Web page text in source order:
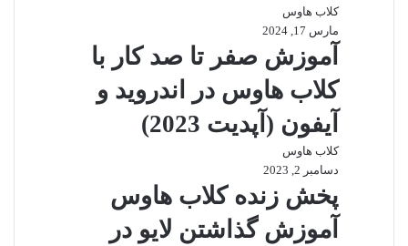
کلاب هاوس
مارس 17, 2024
آموزش صفر تا صد کار با
کلاب هاوس در اندروید و
آیفون (آپدیت 2023)
کلاب هاوس
دسامبر 2, 2023
پخش زنده کلاب هاوس
آموزش گذاشتن لایو در